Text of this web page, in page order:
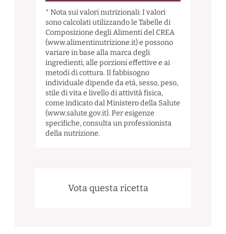
* Nota sui valori nutrizionali: I valori
sono calcolati utilizzando le Tabelle di
Composizione degli Alimenti del CREA
(www.alimentinutrizione.it) e possono
variare in base alla marca degli
ingredienti, alle porzioni effettive e ai
metodi di cottura. Il fabbisogno
individuale dipende da età, sesso, peso,
stile di vita e livello di attività fisica,
come indicato dal Ministero della Salute
(www.salute.gov.it). Per esigenze
specifiche, consulta un professionista
della nutrizione.
Vota questa ricetta